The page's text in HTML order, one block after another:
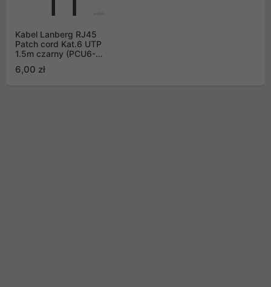
Kabel Lanberg RJ45
Patch cord Kat.6 UTP
1.5m czarny (PCU6-
6,00 zł